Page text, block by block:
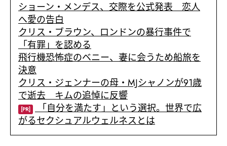
ショーン・メンデス、交際を公式発表 恋人
へ愛の告白
クリス・ブラウン、ロンドンの暴行事件で
「有罪」を認める
飛行機恐怖症のベニー、妻に会うため船旅を
決意
クリス・ジェンナーの母・MJシャノンが91歳
で逝去 キムの追悼に反響
[PR] 「自分を満たす」という選択。世界で広
がるセクシュアルウェルネスとは